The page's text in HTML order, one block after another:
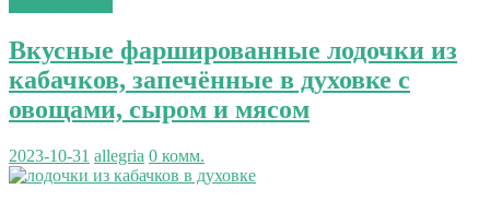
Вкусные фаршированные лодочки из
кабачков, запечённые в духовке с
овощами, сыром и мясом
2023-10-31 allegria 0 комм.